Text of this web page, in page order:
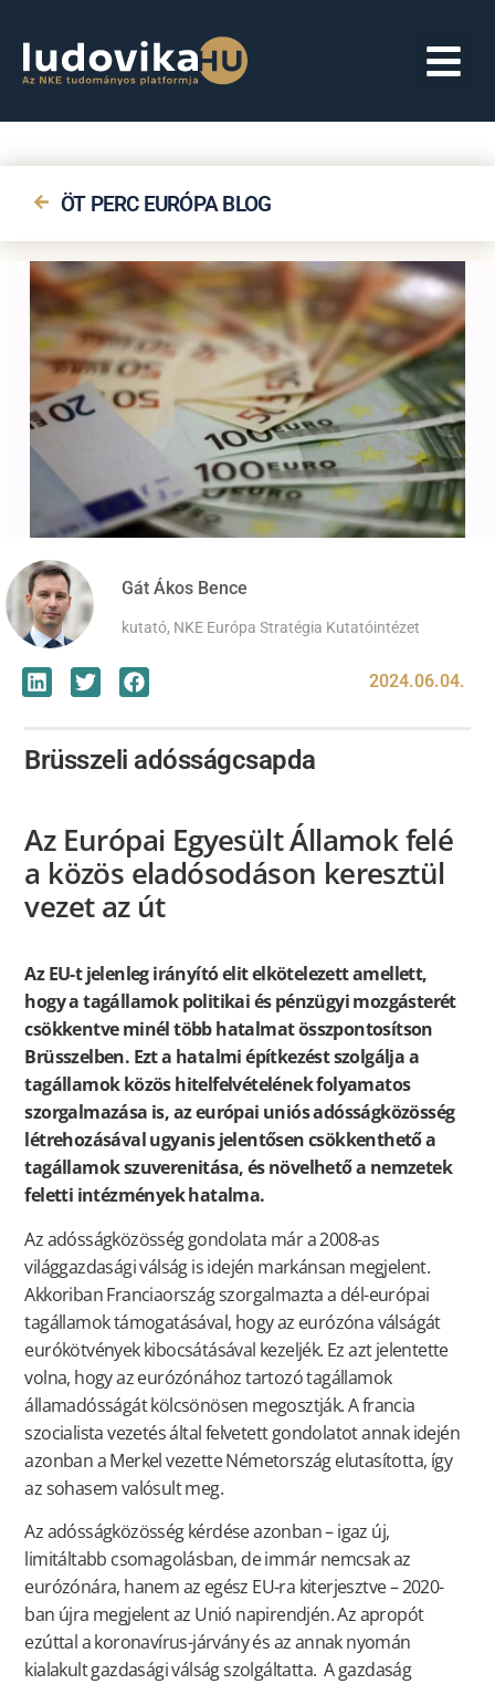
ÖT PERC EURÓPA BLOG
Gát Ákos Bence
kutató, NKE Európa Stratégia Kutatóintézet
2024.06.04.
Brüsszeli adósságcsapda
Az Európai Egyesült Államok felé
a közös eladósodáson keresztül
vezet az út
Az EU-t jelenleg irányító elit elkötelezett amellett,
hogy a tagállamok politikai és pénzügyi mozgásterét
csökkentve minél több hatalmat összpontosítson
Brüsszelben. Ezt a hatalmi építkezést szolgálja a
tagállamok közös hitelfelvételének folyamatos
szorgalmazása is, az európai uniós adósságközösség
létrehozásával ugyanis jelentősen csökkenthető a
tagállamok szuverenitása, és növelhető a nemzetek
feletti intézmények hatalma.
Az adósságközösség gondolata már a 2008-as
világgazdasági válság is idején markánsan megjelent.
Akkoriban Franciaország szorgalmazta a dél-európai
tagállamok támogatásával, hogy az eurózóna válságát
eurókötvények kibocsátásával kezeljék. Ez azt jelentette
volna, hogy az eurózónához tartozó tagállamok
államadósságát kölcsönösen megosztják. A francia
szocialista vezetés által felvetett gondolatot annak idején
azonban a Merkel vezette Németország elutasította, így
az sohasem valósult meg.
Az adósságközösség kérdése azonban – igaz új,
limitáltabb csomagolásban, de immár nemcsak az
eurózónára, hanem az egész EU-ra kiterjesztve – 2020-
ban újra megjelent az Unió napirendjén. Az apropót
ezúttal a koronavírus-járvány és az annak nyomán
kialakult gazdasági válság szolgáltatta. A gazdaság